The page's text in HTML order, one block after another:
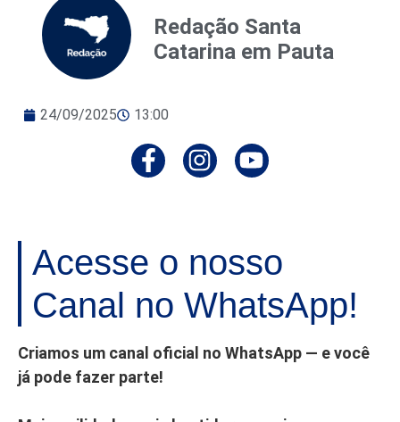
Redação Santa
Catarina em Pauta
24/09/2025 13:00
Acesse o nosso
Canal no WhatsApp!
Criamos um canal oficial no WhatsApp — e você
já pode fazer parte!